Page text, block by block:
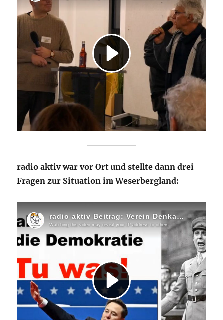
radio aktiv war vor Ort und stellte dann drei
Fragen zur Situation im Weserbergland: